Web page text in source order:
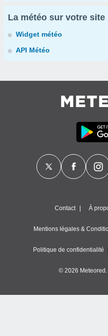
La météo sur votre site
Widget météo
API Météo
Contact À
Mentions légales &
Politique de confidentialité
© 2026